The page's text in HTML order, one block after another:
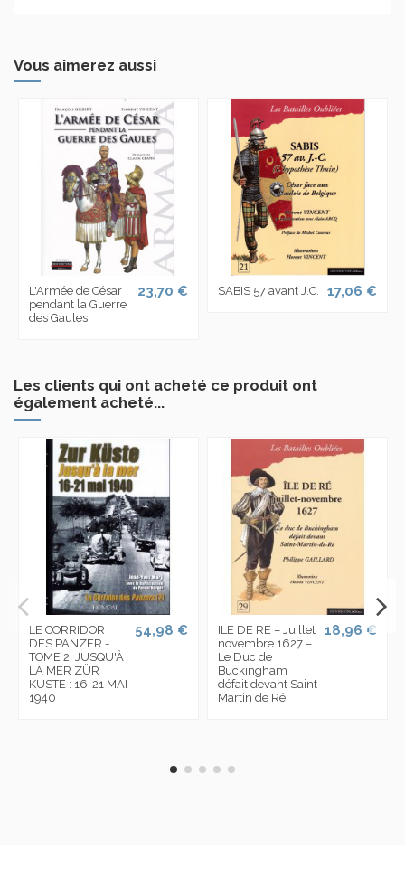
Vous aimerez aussi
L'Armée de César
pendant la Guerre
des Gaules
23,70 € SABIS 57 avant J.C. 17,06 €
Les clients qui ont acheté ce produit ont
également acheté...
LE CORRIDOR
DES PANZER -
TOME 2, JUSQU'À
LA MER ZÜR
KUSTE : 16-21 MAI
1940
54,98 €
ILE DE RE – Juillet
novembre 1627 –
Le Duc de
Buckingham
défait devant Saint
Martin de Ré
18,96 €